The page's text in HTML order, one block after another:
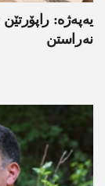
یەپەژە: راپۆرتێن
نەراستن